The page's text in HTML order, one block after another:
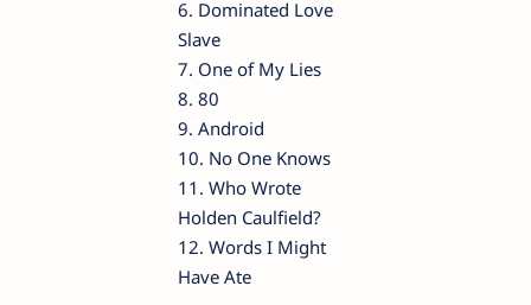
6. Dominated Love
Slave
7. One of My Lies
8. 80
9. Android
10. No One Knows
11. Who Wrote
Holden Caulfield?
12. Words I Might
Have Ate